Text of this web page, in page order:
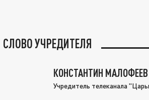
СЛОВО УЧРЕДИТЕЛЯ
КОНСТАНТИН МАЛОФЕЕВ
Учредитель телеканала